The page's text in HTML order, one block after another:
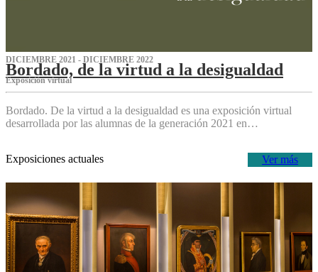
DICIEMBRE 2021 - DICIEMBRE 2022
Bordado, de la virtud a la desigualdad
Exposición virtual‌
Bordado. De la virtud a la desigualdad es una exposición virtual
desarrollada por las alumnas de la generación 2021 en…
Ver más
Exposiciones actuales